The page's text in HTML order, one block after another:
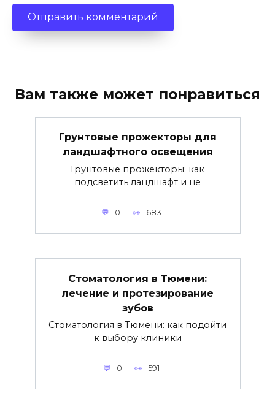
Вам также может понравиться
Грунтовые прожекторы для
ландшафтного освещения
Грунтовые прожекторы: как
подсветить ландшафт и не
0 683
Стоматология в Тюмени:
лечение и протезирование
зубов
Стоматология в Тюмени: как подойти
к выбору клиники
0 591